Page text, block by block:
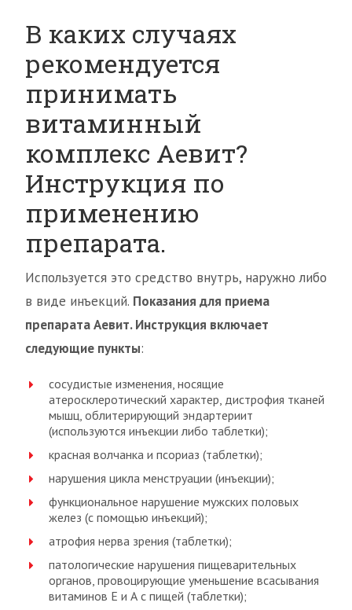
В каких случаях
рекомендуется
принимать
витаминный
комплекс Аевит?
Инструкция по
применению
препарата.
Используется это средство внутрь, наружно либо
в виде инъекций. Показания для приема
препарата Аевит. Инструкция включает
следующие пункты:
сосудистые изменения, носящие
атеросклеротический характер, дистрофия тканей
мышц, облитерирующий эндартериит
(используются инъекции либо таблетки);
красная волчанка и псориаз (таблетки);
нарушения цикла менструации (инъекции);
функциональное нарушение мужских половых
желез (с помощью инъекций);
атрофия нерва зрения (таблетки);
патологические нарушения пищеварительных
органов, провоцирующие уменьшение всасывания
витаминов Е и А с пищей (таблетки);